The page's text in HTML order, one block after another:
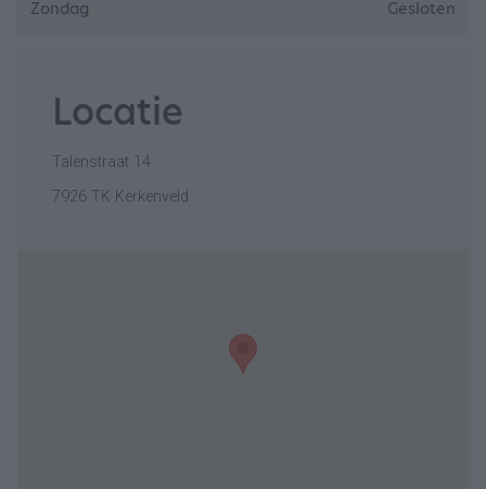
Zondag Gesloten
Locatie
Talenstraat 14
7926 TK Kerkenveld